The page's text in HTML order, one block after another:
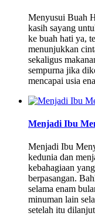
Menyusui Buah
kasih sayang
ke buah hati ya,
menunjukkan
sekaligus
sempurna jika
mencapai usia
Menjadi Ibu
Menjadi Ibu
kedunia dan
kebahagiaan
berpasangan.
selama enam
minuman lain
setelah itu